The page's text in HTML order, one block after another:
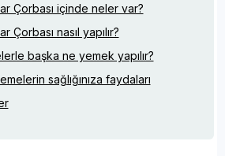
Çorbası içinde neler var?
Çorbası nasıl yapılır?
başka ne yemek yapılır?
sağlığınıza faydaları